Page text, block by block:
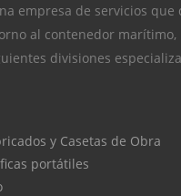
empresa de servicios
al contenedor
divisiones
y Casetas de Obra
portátiles